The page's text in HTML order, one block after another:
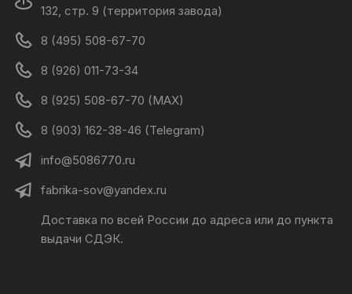
132, стр. 9 (территория завода)
8 (495) 508-67-70
8 (926) 011-73-34
8 (925) 508-67-70 (MAX)
8 (903) 162-38-46 (Telegram)
info@5086770.ru
fabrika-sov@yandex.ru
Доставка по всей России до адреса или до пункта
выдачи СДЭК.